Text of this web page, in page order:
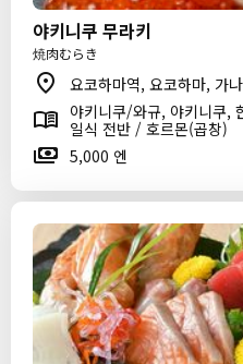
야키니쿠 무라키
焼肉むらき
요코하마역, 요코하마, 가
야키니쿠/와규, 야키니쿠,
일식 전반 / 호르몬(곱창)
5,000 엔